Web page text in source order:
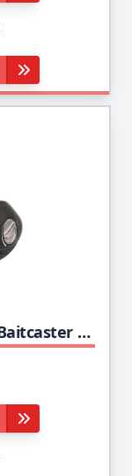
Lixada Baitcasting Angelrolle Baitcaster Rolle mit Magnetischem Bremssystem und Korrosionsbeständigem Metall Starke Salzwasser